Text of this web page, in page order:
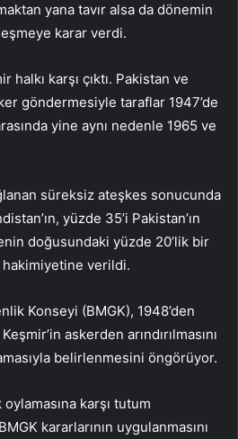
yana tavır alsa da dönemin
karar verdi.
halkı karşı çıktı. Pakistan ve
göndermesiyle taraflar 1947’de
yine aynı nedenle 1965 ve
süreksiz ateşkes sonucunda
yüzde 35’i Pakistan’ın
doğusundaki yüzde 20’lik bir
hakimiyetine verildi.
Konseyi (BMGK), 1948’den
askerden arındırılmasını
belirlenmesini öngörüyor.
karşı tutum
kararlarının uygulanmasını